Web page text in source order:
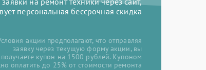
персональная бессрочная скидка
акции предполагают, что отправляя
заявку через текущую форму акции, вы
получаете купон на 1500 рублей. Купоном
оплатить до 25% от стоимости ремонта